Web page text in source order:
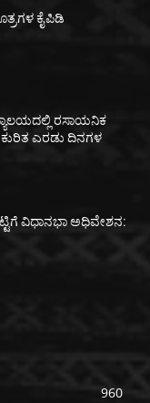
ಕೈಪಿಡಿ
ರಸಾಯನಿಕ
ಕುರಿತ ಎರಡು ದಿನಗಳ
ವಿಧಾನಭಾ ಅಧಿವೇಶನ:
960